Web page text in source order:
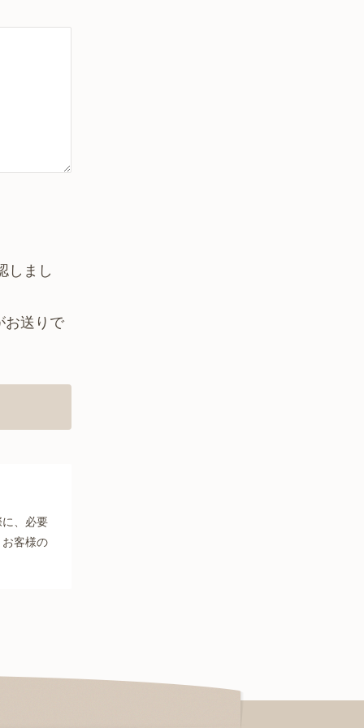
しまし
お送りで
、必要
客様の